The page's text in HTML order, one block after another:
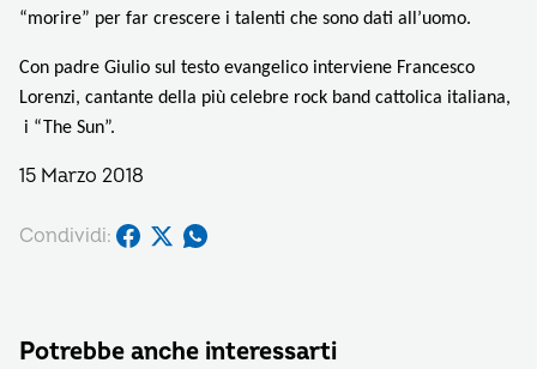
“morire” per far crescere i talenti che sono dati all’uomo.
Con padre Giulio sul testo evangelico interviene Francesco
Lorenzi, cantante della più celebre rock band cattolica italiana,
i “The Sun”.
15 Marzo 2018
Condividi:
Potrebbe anche interessarti